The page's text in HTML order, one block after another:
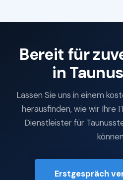
Bereit für
in
Lassen Sie uns in einem
herausfinden, wie wir Ihre
Dienstleister für
Erstgespräch